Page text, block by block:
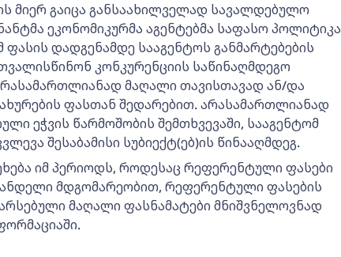
მიერ გაიცა განსაახილველად სავალდებულო
ეკონომიკურმა აგენტებმა საფასო პოლიტიკა
დადგენამდე სააგენტოს განმარტებების
კონკურენციის საწინაღმდეგო
მაღალი თავისთავად ან/და
ფასთან შედარებით. არასამართლიანად
ეჭვის წარმოშობის შემთხვევაში, სააგენტომ
შესაბამისი სუბიექტ(ებ)ის წინააღმდეგ.
იმ პერიოდს, როდესაც რეფერენტული ფასები
მდგომარეობით, რეფერენტული ფასების
მაღალი ფასნამატები მნიშვნელოვნად